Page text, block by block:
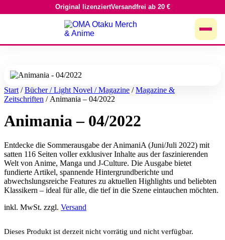
Inhalt
Original lizenziertVersandfrei ab 20 €
Start /Bücher / Light Novel / Magazine /Magazine &
Zeitschriften / Animania – 04/2022
Animania – 04/2022
Entdecke die Sommerausgabe der AnimaniA (Juni/Juli 2022) mit
satten 116 Seiten voller exklusiver Inhalte aus der faszinierenden
Welt von Anime, Manga und J-Culture. Die Ausgabe bietet
fundierte Artikel, spannende Hintergrundberichte und
abwechslungsreiche Features zu aktuellen Highlights und beliebten
Klassikern – ideal für alle, die tief in die Szene eintauchen möchten.
inkl. MwSt. zzgl. Versand
Dieses Produkt ist derzeit nicht vorrätig und nicht verfügbar.